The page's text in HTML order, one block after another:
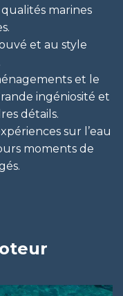
marines
et au style
et le
ingéniosité et
détails.
sur l’eau
moments de